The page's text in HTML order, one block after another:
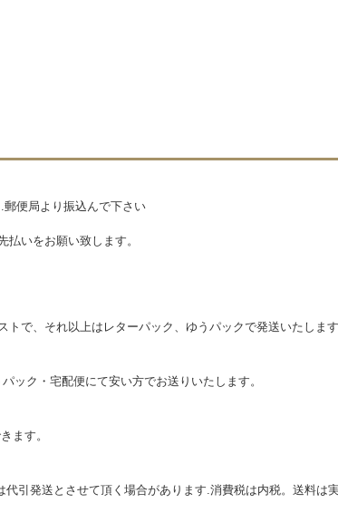
便局より振込んで下さい
いをお願い致します。
で、それ以上はレターパック、ゆうパックで発送いたします
ック・宅配便にて安い方でお送りいたします。
ます。
引発送とさせて頂く場合があります.消費税は内税。送料は実